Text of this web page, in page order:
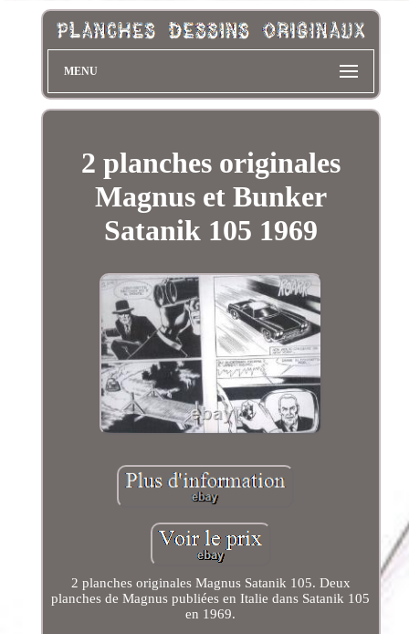
MENU
2 planches originales
Magnus et Bunker
Satanik 105 1969
2 planches originales Magnus Satanik 105. Deux
planches de Magnus publiées en Italie dans Satanik 105
en 1969.